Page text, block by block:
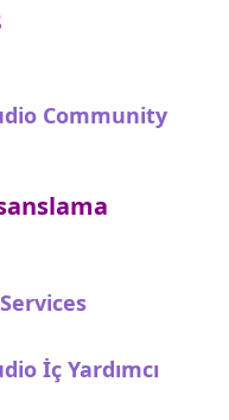
Community
İç Yardımcı